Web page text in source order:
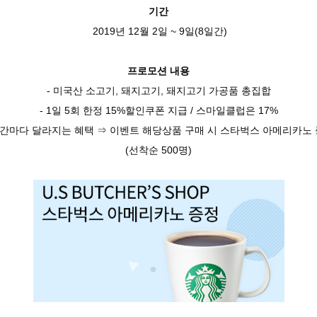
기간
2019년 12월 2일 ~ 9일(8일간)
프로모션 내용
- 미국산 소고기, 돼지고기, 돼지고기 가공품 총집합
- 1일 5회 한정 15%할인쿠폰 지급 / 스마일클럽은 17%
마다 달라지는 혜택 ⇒ 이벤트 해당상품 구매 시 스타벅스 아메리카노
(선착순 500명)